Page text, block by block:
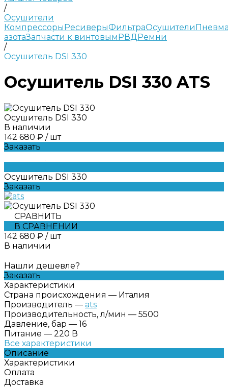
/
Осушители
КомпрессорыРесиверыФильтраОсушители
азотаЗапчасти к винтовымРВДРемни
/
Осушитель DSI 330
Осушитель DSI 330 ATS
Осушитель DSI 330
В наличии
142 680 ₽ / шт
Заказать
Осушитель DSI 330
Заказать
СРАВНИТЬ
В СРАВНЕНИИ
142 680 ₽ / шт
В наличии
Нашли дешевле?
Заказать
Характеристики
Страна происхождения — Италия
Производитель — ats
Производительность, л/мин — 5500
Давление, бар — 16
Питание — 220 В
Все характеристики
Описание
Характеристики
Оплата
Доставка